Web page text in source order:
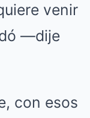
venir
—dije
con esos